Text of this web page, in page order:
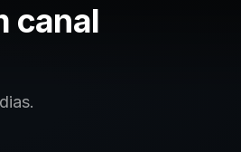
canal